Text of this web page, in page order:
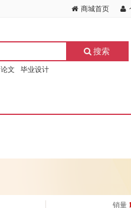
商城首页
搜索
论文 毕业设计
销量